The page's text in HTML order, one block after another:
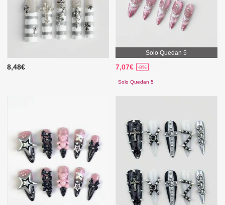
8,48€
Solo Quedan 5
7,07€ -8%
Solo Quedan 5